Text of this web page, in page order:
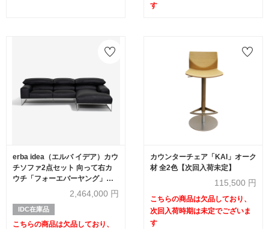
す
erba idea（エルバ イデア）カウ
チソファ2点セット 向って右カ
ウチ「フォーエバーヤング」幅
250cm 革#C ブラック色【次回
2,464,000 円
IDC在庫品
こちらの商品は欠品しており、
カウンターチェア「KAI」オーク
材 全2色【次回入荷未定】
115,500 円
こちらの商品は欠品しており、
次回入荷時期は未定でございま
す